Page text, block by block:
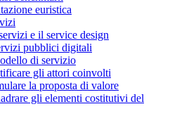
euristica
e il service design
pubblici digitali
di servizio
gli attori coinvolti
la proposta di valore
gli elementi costitutivi del